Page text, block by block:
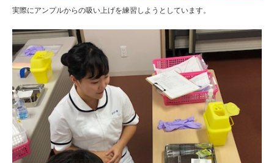
実際にアンプルからの吸い上げを練習しようとしています。